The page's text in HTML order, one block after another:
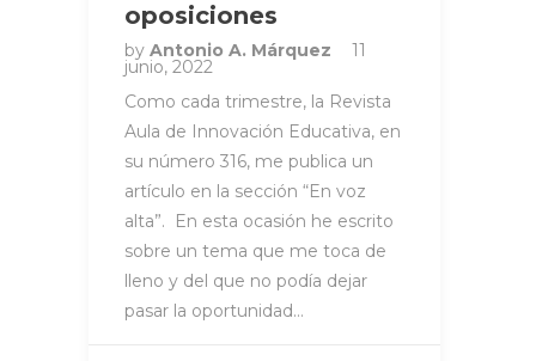
oposiciones
by Antonio A. Márquez 11
junio, 2022
Como cada trimestre, la Revista
Aula de Innovación Educativa, en
su número 316, me publica un
artículo en la sección “En voz
alta”. En esta ocasión he escrito
sobre un tema que me toca de
lleno y del que no podía dejar
pasar la oportunidad…